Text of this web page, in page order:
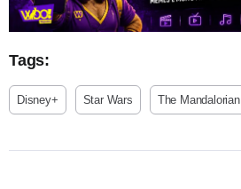
Tags:
Disney+ Star Wars The Mandalorian